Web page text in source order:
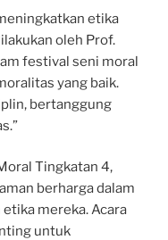
etika
oleh Prof.
festival seni moral
yang baik.
bertanggung
Tingkatan 4,
berharga dalam
mereka. Acara
untuk